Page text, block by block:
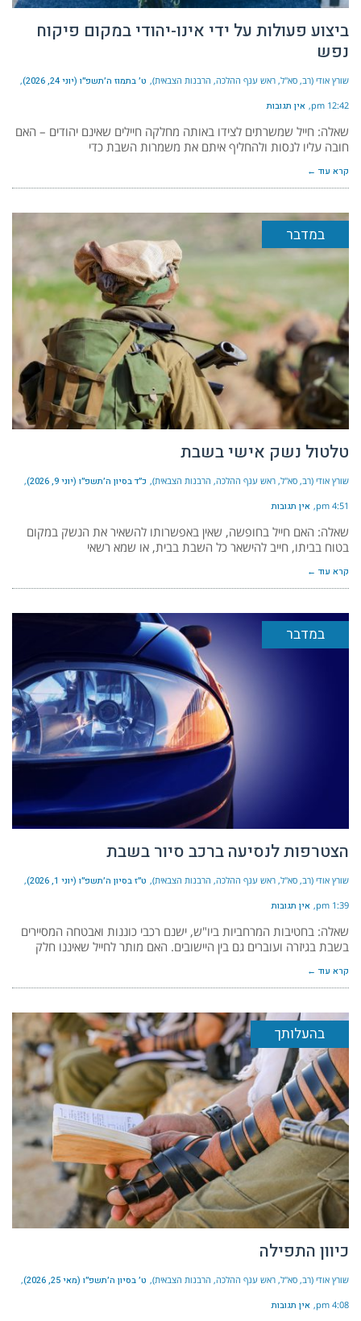
ביצוע פעולות על ידי אינו-יהודי במקום פיקוח
נפש
שורץ אודי (רב, סא"ל, ראש ענף ההלכה, הרבנות הצבאית) ט׳ בתמוז ה׳תשפ״ו (יוני 24, 2026)
12:42 pm אין תגובות
שאלה: חייל שמשרתים לצידו באותה מחלקה חיילים שאינם יהודים – האם
חובה עליו לנסות ולהחליף איתם את משמרות השבת כדי
קרא עוד ←
במדבר
טלטול נשק אישי בשבת
שורץ אודי (רב, סא"ל, ראש ענף ההלכה, הרבנות הצבאית) כ״ד בסיון ה׳תשפ״ו (יוני 9, 2026)
4:51 pm אין תגובות
שאלה: האם חייל בחופשה, שאין באפשרותו להשאיר את הנשק במקום
בטוח בביתו, חייב להישאר כל השבת בבית, או שמא רשאי
קרא עוד ←
במדבר
הצטרפות לנסיעה ברכב סיור בשבת
שורץ אודי (רב, סא"ל, ראש ענף ההלכה, הרבנות הצבאית) ט״ז בסיון ה׳תשפ״ו (יוני 1, 2026)
1:39 pm אין תגובות
שאלה: בחטיבות המרחביות ביו"ש, ישנם רכבי כוננות ואבטחה המסיירים
בשבת בגיזרה ועוברים גם בין היישובים. האם מותר לחייל שאיננו חלק
קרא עוד ←
בהעלותך
כיוון התפילה
שורץ אודי (רב, סא"ל, ראש ענף ההלכה, הרבנות הצבאית) ט׳ בסיון ה׳תשפ״ו (מאי 25, 2026)
4:08 pm אין תגובות